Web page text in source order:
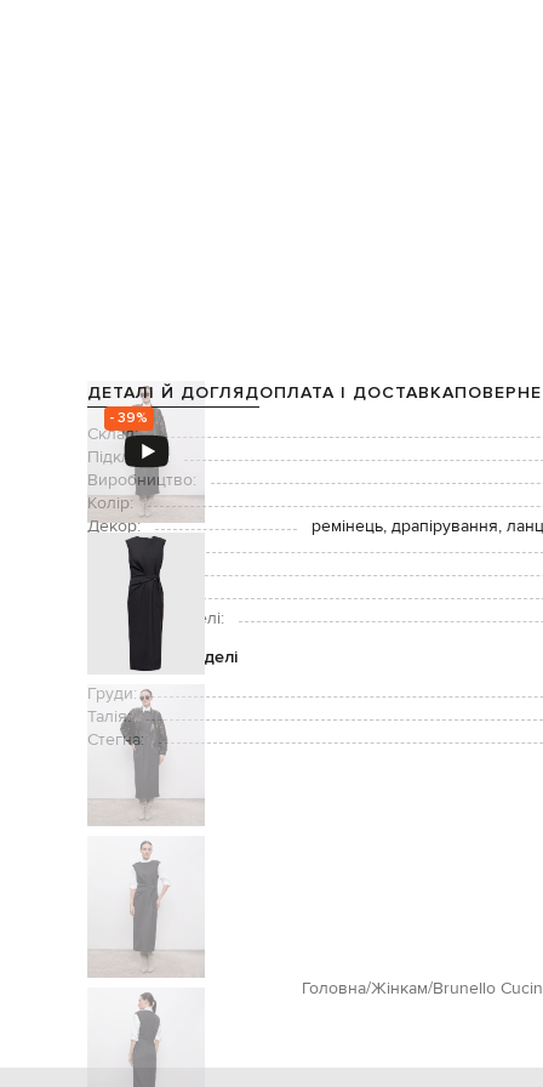
- 39%
ДЕТАЛІ Й ДОГЛЯДОПЛАТА І ДОСТАВКА
Склад:
Підкладка:
Виробництво:
Колір:
Декор:
ремінець, драпірування,
Застібка:
Догляд:
Зріст моделі:
Розмір на моделі:
Параметри моделі
Груди:
Талія:
Стегна:
Головна Жінкам Brunello